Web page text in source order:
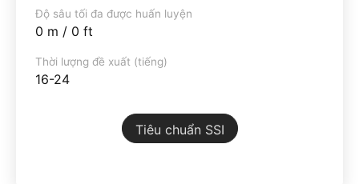
Độ sâu tối đa được huấn luyện
0 m / 0 ft
Thời lượng đề xuất (tiếng)
16-24
Tiêu chuẩn SSI